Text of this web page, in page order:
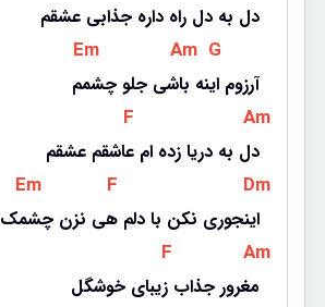
دل به دل راه داره جذابی عشقم
Em Am G
آرزوم اینه باشی جلو چشمم
F Am
دل به دریا زده ام عاشقم عشقم
Em F Dm
اینجوری نکن با دلم هی نزن چشمک
F Am
مغرور جذاب زیبای خوشگل